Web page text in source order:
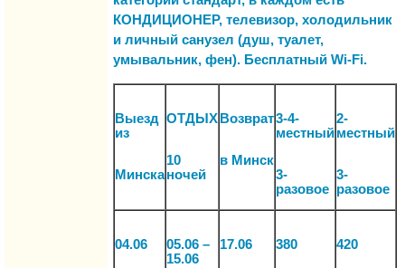
КОНДИЦИОНЕР, телевизор, холодильник
и личный санузел (душ, туалет,
умывальник, фен). Бесплатный Wi-Fi.
Выезд
из
Минска
ОТДЫХ
10
ночей
Возврат
в Минск
3-4-
местный
3-
разовое
2-
местный
3-
разовое
04.06
05.06 –
15.06
17.06 380 420